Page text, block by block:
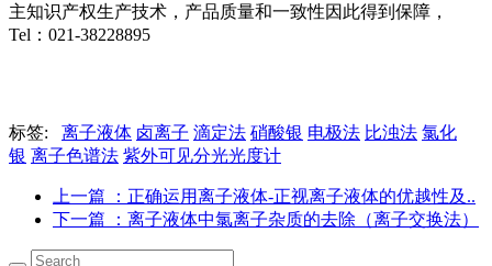
主知识产权生产技术，产品质量和一致性因此得到保障，
Tel：021-38228895
标签: 离子液体 卤离子 滴定法 硝酸银 电极法 比浊法 氯化
银 离子色谱法 紫外可见分光光度计
上一篇
：正确运用离子液体-正视离子液体的优越性及..
下一篇
：离子液体中氯离子杂质的去除（离子交换法）